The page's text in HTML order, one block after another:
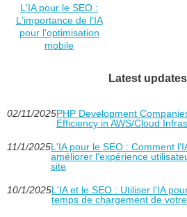
L'IA pour le SEO :
L'importance de l'IA
pour l'optimisation
mobile
Latest updates
02/11/2025PHP Development
Efficiency in AWS/Cloud
11/1/2025L'IA pour le SEO : Comment
améliorer l'expérience
site
10/1/2025L'IA et le SEO : Utiliser l'IA
temps de chargement de